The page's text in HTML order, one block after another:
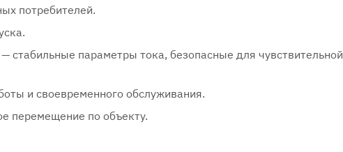
потребителей.
стабильные параметры тока, безопасные для чувствительной
и своевременного обслуживания.
перемещение по объекту.